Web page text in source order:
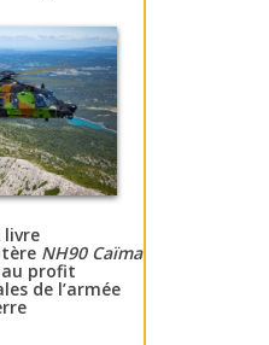
livre
NH90 Caïman
profit
de l’armée